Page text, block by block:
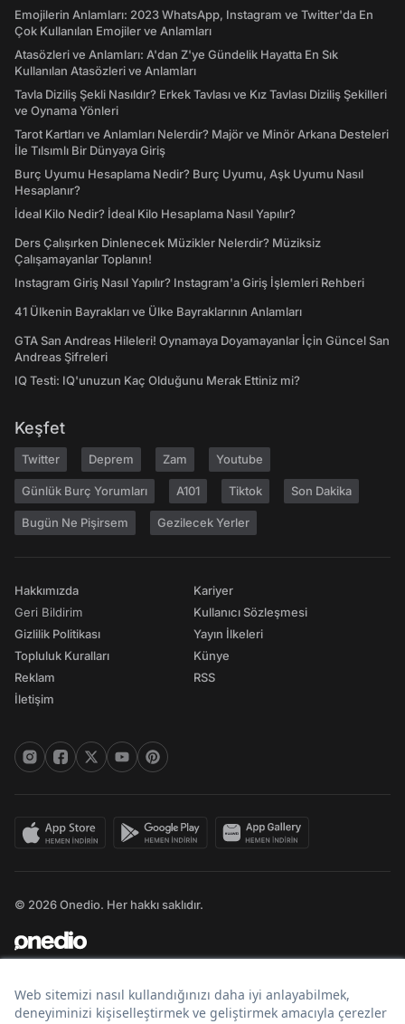
Emojilerin Anlamları: 2023 WhatsApp, Instagram ve Twitter'da En
Çok Kullanılan Emojiler ve Anlamları
Atasözleri ve Anlamları: A'dan Z'ye Gündelik Hayatta En Sık
Kullanılan Atasözleri ve Anlamları
Tavla Diziliş Şekli Nasıldır? Erkek Tavlası ve Kız Tavlası Diziliş Şekilleri
ve Oynama Yönleri
Tarot Kartları ve Anlamları Nelerdir? Majör ve Minör Arkana Desteleri
İle Tılsımlı Bir Dünyaya Giriş
Burç Uyumu Hesaplama Nedir? Burç Uyumu, Aşk Uyumu Nasıl
Hesaplanır?
İdeal Kilo Nedir? İdeal Kilo Hesaplama Nasıl Yapılır?
Ders Çalışırken Dinlenecek Müzikler Nelerdir? Müziksiz
Çalışamayanlar Toplanın!
Instagram Giriş Nasıl Yapılır? Instagram'a Giriş İşlemleri Rehberi
41 Ülkenin Bayrakları ve Ülke Bayraklarının Anlamları
GTA San Andreas Hileleri! Oynamaya Doyamayanlar İçin Güncel San
Andreas Şifreleri
IQ Testi: IQ'unuzun Kaç Olduğunu Merak Ettiniz mi?
Keşfet
Twitter Deprem Zam Youtube
Günlük Burç Yorumları A101 Tiktok Son Dakika
Bugün Ne Pişirsem Gezilecek Yerler
Hakkımızda
Geri Bildirim
Gizlilik Politikası
Topluluk Kuralları
Reklam
İletişim
Kariyer
Kullanıcı Sözleşmesi
Yayın İlkeleri
Künye
RSS
© 2026 Onedio. Her hakkı saklıdır.
Bir markasıdır.